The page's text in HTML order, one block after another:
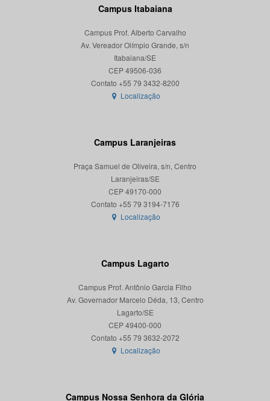
Campus Itabaiana
Campus Prof. Alberto Carvalho
Av. Vereador Olímpio Grande, s/n
Itabaiana/SE
CEP 49506-036
Localização
Campus Laranjeiras
Praça Samuel de Oliveira, s/n, Centro
Laranjeiras/SE
CEP 49170-000
Localização
Campus Lagarto
Campus Prof. Antônio Garcia Filho
Av. Governador Marcelo Déda, 13, Centro
Lagarto/SE
CEP 49400-000
Localização
Campus Nossa Senhora da Glória